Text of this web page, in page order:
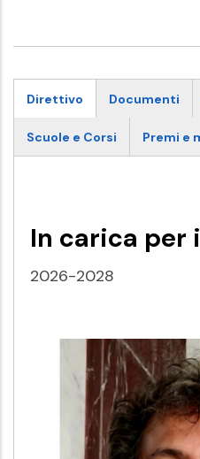
Direttivo Documenti
Scuole e Corsi Premi e
In carica per
2026-2028